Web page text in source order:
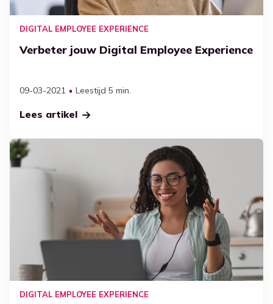
DIGITAL EMPLOYEE EXPERIENCE
Verbeter jouw Digital Employee Experience
09-03-2021 Leestijd 5 min.
Lees artikel
DIGITAL EMPLOYEE EXPERIENCE